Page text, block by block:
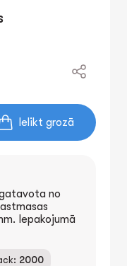
Ielikt grozā
no
Iepakojumā
2000